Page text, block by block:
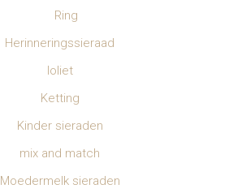
Ring
Herinneringssieraad
Ioliet
Ketting
Kinder sieraden
mix and match
Moedermelk sieraden